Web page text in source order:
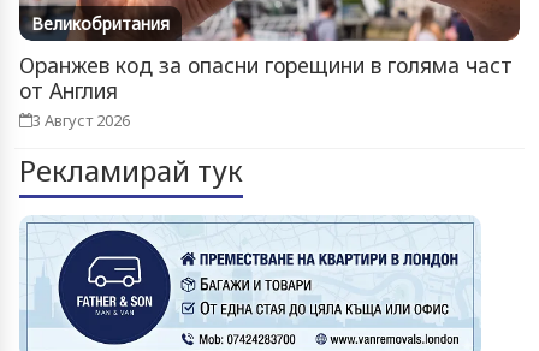
Великобритания
Оранжев код за опасни горещини в голяма част
от Англия
3 Август 2026
Рекламирай тук